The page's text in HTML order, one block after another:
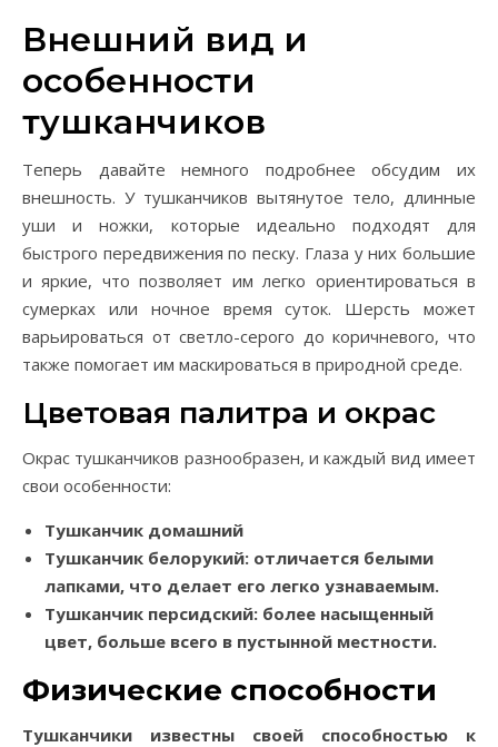
Внешний вид и
особенности
тушканчиков
Теперь давайте немного подробнее обсудим их
внешность. У тушканчиков вытянутое тело, длинные
уши и ножки, которые идеально подходят для
быстрого передвижения по песку. Глаза у них большие
и яркие, что позволяет им легко ориентироваться в
сумерках или ночное время суток. Шерсть может
варьироваться от светло-серого до коричневого, что
также помогает им маскироваться в природной среде.
Цветовая палитра и окрас
Окрас тушканчиков разнообразен, и каждый вид имеет
свои особенности:
Тушканчик домашний
Тушканчик белорукий: отличается белыми
лапками, что делает его легко узнаваемым.
Тушканчик персидский: более насыщенный
цвет, больше всего в пустынной местности.
Физические способности
Тушканчики известны своей способностью к